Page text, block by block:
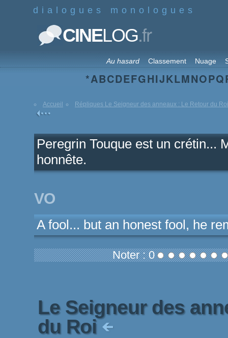
dialogues monologues
CINELOG.fr
Au hasard Classement Nuage
*ABCDEFGHIJKLMNOPQ
Accueil Répliques Le Seigneur des anneaux : Le Retour du Roi
Peregrin Touque est un crétin...
honnête.
VO
A fool... but an honest fool, he
Noter : 0
Le Seigneur des
du Roi